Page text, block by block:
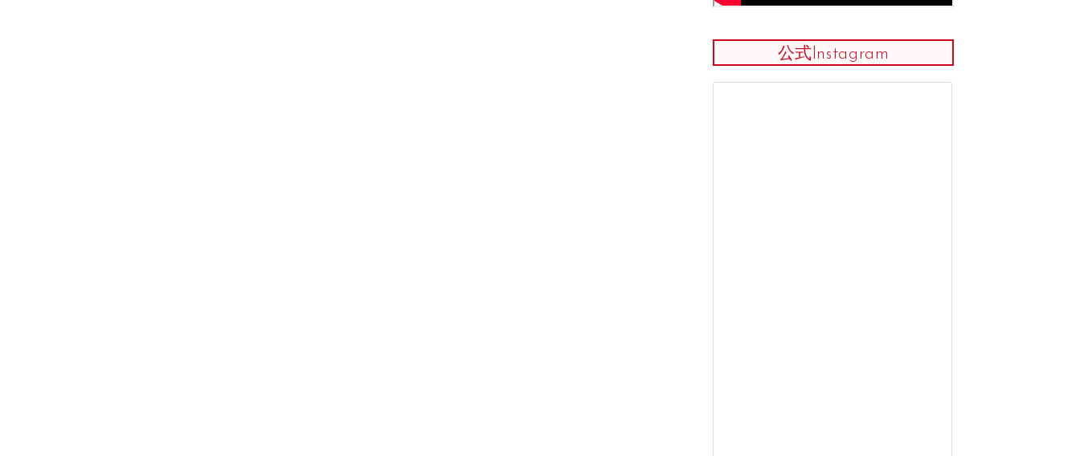
公式Instagram